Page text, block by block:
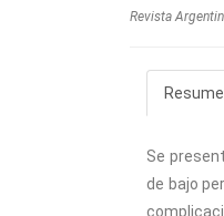
Revista
Se
de bajo